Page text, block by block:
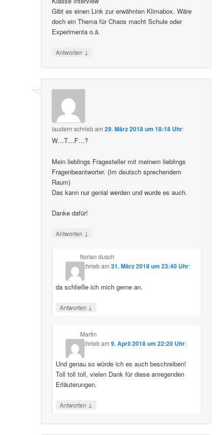
Gibt es einen Link zur erwähnten Klimabox. Wäre
doch ein Thema für Chaos macht Schule oder
Experimenta o.ä.
Antworten ↓
laudern schriebam29. März 2018 um 18:18 Uhr:
W…T…F…?
Mein lieblings Fragesteller mit meinem lieblings
Fragenbeantworter. (Im deutsch sprechendem
Raum)
Das kann nur genial werden und wurde es auch.
Danke dafür!
Antworten ↓
florian dusch
schriebam 31. März 2018 um 23:40 Uhr:
da schließe ich mich gerne an.
Antworten ↓
Martin
schriebam 9. April 2018 um 22:20 Uhr:
Und genau so würde ich es auch beschreiben!
Toll toll toll, vielen Dank für diese anregenden
Erläuterungen.
Antworten ↓